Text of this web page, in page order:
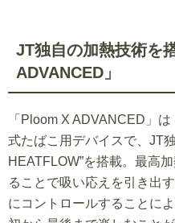
JT独自の加熱技術を
ADVANCED」
「Ploom X ADVANCED」
式たばこ用デバイスで、JT
HEATFLOW”を搭載。最高
ることで吸い応えを引き出
にコントロールすることに